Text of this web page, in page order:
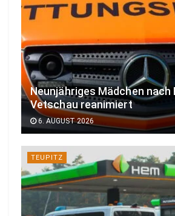
Neunjähriges Mädchen nach
Vetschau reanimiert
6. AUGUST 2026
TEUPITZ